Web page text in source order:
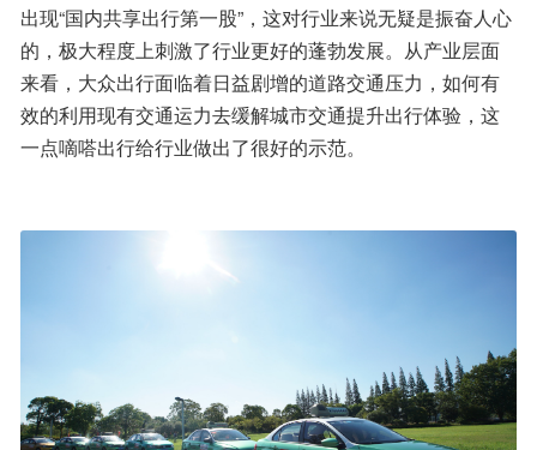
出现“国内共享出行第一股”，这对行业来说无疑是振奋人心
的，极大程度上刺激了行业更好的蓬勃发展。从产业层面
来看，大众出行面临着日益剧增的道路交通压力，如何有
效的利用现有交通运力去缓解城市交通提升出行体验，这
一点嘀嗒出行给行业做出了很好的示范。